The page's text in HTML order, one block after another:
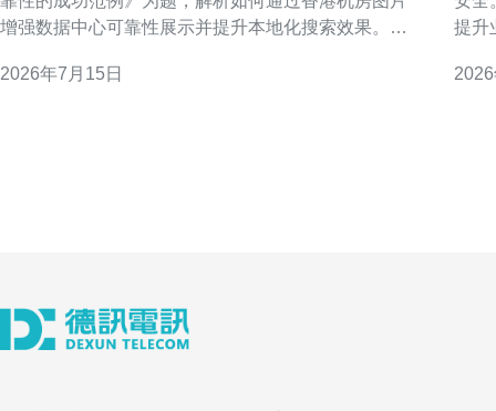
增强数据中心可靠性展示并提升本地化搜索效果。文
云服务商、托管机房和IT运维团队，提供可执行的步
2026年7月15日
提升
策略